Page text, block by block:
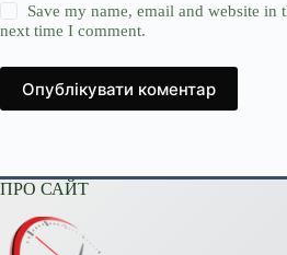
Save my name, email and website in
next time I comment.
Опублікувати коментар
ПРО САЙТ